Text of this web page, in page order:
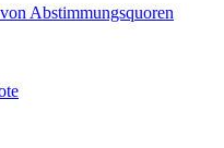
Abstimmungsquoren